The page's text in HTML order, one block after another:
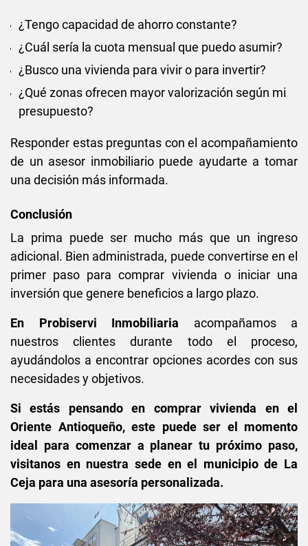
¿Tengo capacidad de ahorro constante?
¿Cuál sería la cuota mensual que puedo asumir?
¿Busco una vivienda para vivir o para invertir?
¿Qué zonas ofrecen mayor valorización según mi
presupuesto?
Responder estas preguntas con el acompañamiento
de un asesor inmobiliario puede ayudarte a tomar
una decisión más informada.
Conclusión
La prima puede ser mucho más que un ingreso
adicional. Bien administrada, puede convertirse en el
primer paso para comprar vivienda o iniciar una
inversión que genere beneficios a largo plazo.
En Probiservi Inmobiliaria acompañamos a
nuestros clientes durante todo el proceso,
ayudándolos a encontrar opciones acordes con sus
necesidades y objetivos.
Si estás pensando en comprar vivienda en el
Oriente Antioqueño, este puede ser el momento
ideal para comenzar a planear tu próximo paso,
visitanos en nuestra sede en el municipio de La
Ceja para una asesoría personalizada.